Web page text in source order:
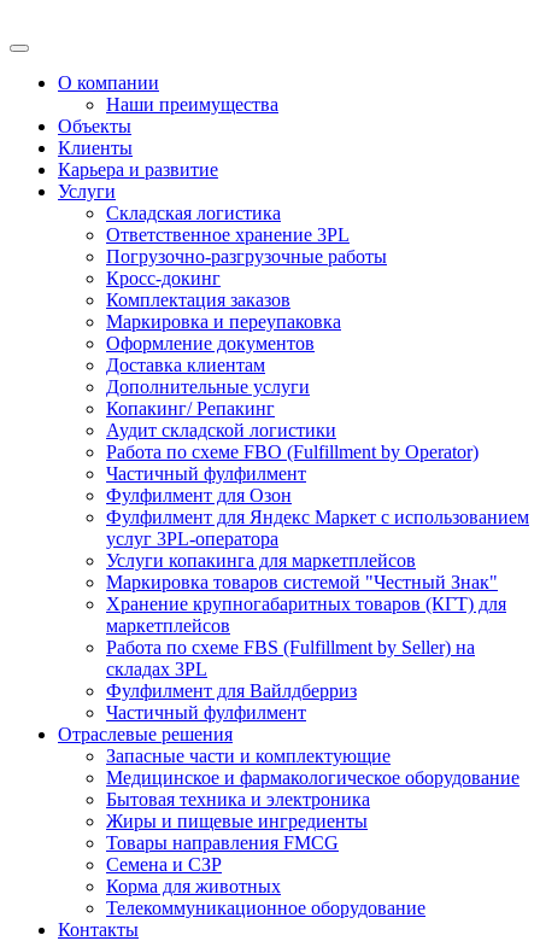
О компании
Наши преимущества
Объекты
Клиенты
Карьера и развитие
Услуги
Складская логистика
Ответственное хранение 3PL
Погрузочно-разгрузочные работы
Кросс-докинг
Комплектация заказов
Маркировка и переупаковка
Оформление документов
Доставка клиентам
Дополнительные услуги
Копакинг/ Репакинг
Аудит складской логистики
Работа по схеме FBO (Fulfillment by Operator)
Частичный фулфилмент
Фулфилмент для Озон
Фулфилмент для Яндекс Маркет с использованием
услуг 3PL-оператора
Услуги копакинга для маркетплейсов
Маркировка товаров системой "Честный Знак"
Хранение крупногабаритных товаров (КГТ) для
маркетплейсов
Работа по схеме FBS (Fulfillment by Seller) на
складах 3PL
Фулфилмент для Вайлдберриз
Частичный фулфилмент
Отраслевые решения
Запасные части и комплектующие
Медицинское и фармакологическое оборудование
Бытовая техника и электроника
Жиры и пищевые ингредиенты
Товары направления FMCG
Семена и СЗР
Корма для животных
Телекоммуникационное оборудование
Контакты